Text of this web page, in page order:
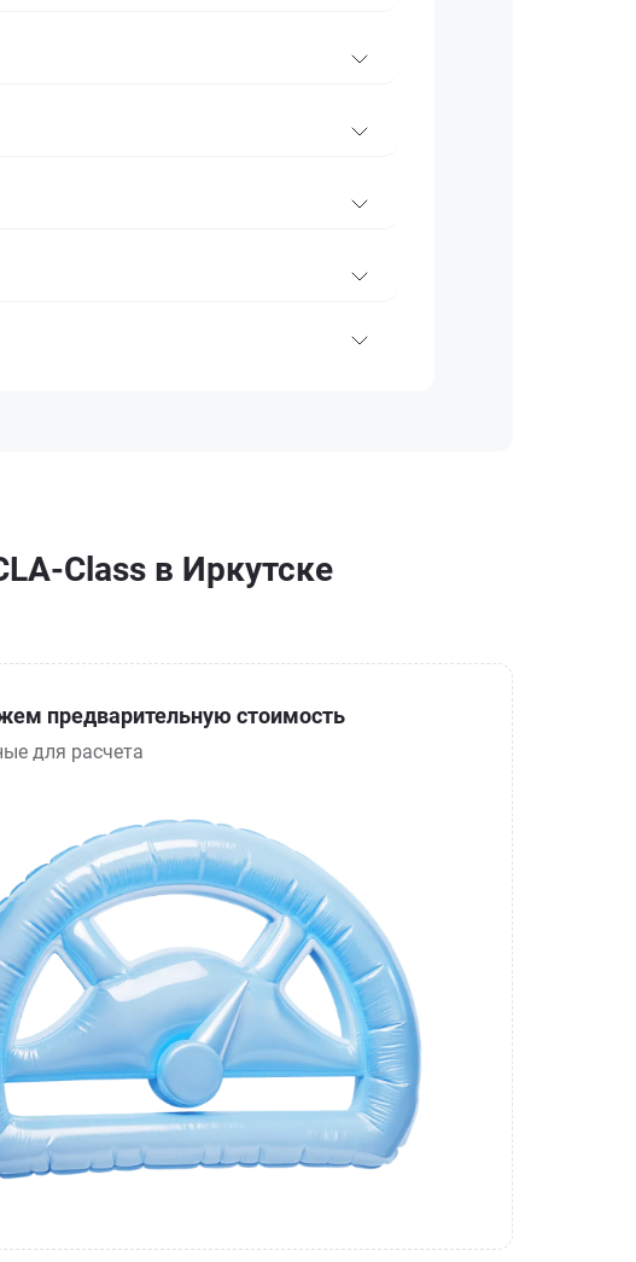
Class в Иркутске
предварительную стоимость
для расчета